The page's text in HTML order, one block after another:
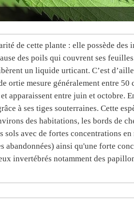
de cette plante : elle possède des
des poils qui couvrent ses
un liquide urticant. C’est
mesure généralement entre 50
apparaissent entre juin et octobre.
à ses tiges souterraines. Cette
des habitations, les bords de
sols avec de fortes concentrations
ainsi qu'une forte
invertébrés notamment des